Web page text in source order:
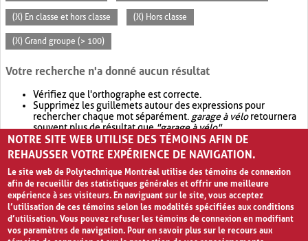
(X) En classe et hors classe (X) Hors classe
(X) Grand groupe (> 100)
Votre recherche n'a donné aucun résultat
Vérifiez que l'orthographe est correcte.
Supprimez les guillemets autour des expressions pour
rechercher chaque mot séparément. garage à véloretournera
souvent plus de résultat que"garage à vélo".
Envisagez d'élargir votre recherche avec OR.garage OR vélo
retournera souvent plus de résultat quegarage à vélo
NOTRE SITE WEB UTILISE DES TÉMOINS AFIN DE
REHAUSSER VOTRE EXPÉRIENCE DE NAVIGATION.
Le site web de Polytechnique Montréal utilise des témoins de connexion
afin de recueillir des statistiques générales et offrir une meilleure
expérience à ses visiteurs. En naviguant sur le site, vous acceptez
l’utilisation de ces témoins selon les modalités spécifiées aux conditions
d’utilisation. Vous pouvez refuser les témoins de connexion en modifiant
vos paramètres de navigation. Pour en savoir plus sur le recours aux